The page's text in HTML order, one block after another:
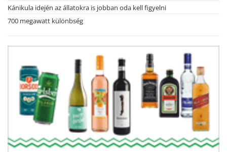
Kánikula idején az állatokra is jobban oda kell figyelni
700 megawatt különbség